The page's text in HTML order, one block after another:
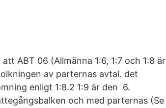
ABT 06 (Allmänna 1:6, 1:7 och 1:8 är
av parternas avtal. det
enligt 1:8.2 1:9 är den 6.
och med parternas (Se